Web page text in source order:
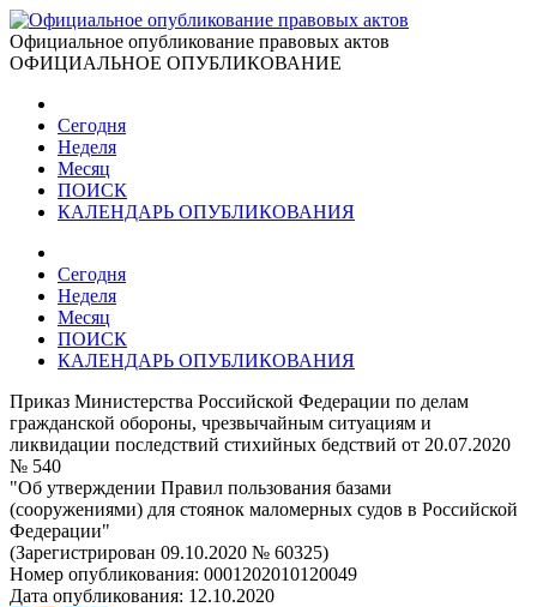
Официальное опубликование правовых актов
ОФИЦИАЛЬНОЕ ОПУБЛИКОВАНИЕ
Сегодня
Неделя
Месяц
ПОИСК
КАЛЕНДАРЬ ОПУБЛИКОВАНИЯ
Сегодня
Неделя
Месяц
ПОИСК
КАЛЕНДАРЬ ОПУБЛИКОВАНИЯ
Приказ Министерства Российской Федерации по делам
гражданской обороны, чрезвычайным ситуациям и
ликвидации последствий стихийных бедствий от 20.07.2020
№ 540
"Об утверждении Правил пользования базами
(сооружениями) для стоянок маломерных судов в Российской
Федерации"
(Зарегистрирован 09.10.2020 № 60325)
Номер опубликования: 0001202010120049
Дата опубликования: 12.10.2020